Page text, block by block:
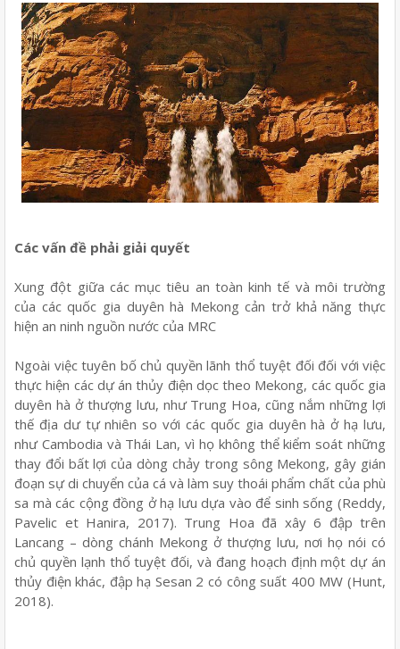
Các vấn đề phải giải quyết
Xung đột giữa các mục tiêu an toàn kinh tế và môi trường
của các quốc gia duyên hà Mekong cản trở khả năng thực
hiện an ninh nguồn nước của MRC
Ngoài việc tuyên bố chủ quyền lãnh thổ tuyệt đối đối với việc
thực hiện các dự án thủy điện dọc theo Mekong, các quốc gia
duyên hà ở thượng lưu, như Trung Hoa, cũng nắm những lợi
thế địa dư tự nhiên so với các quốc gia duyên hà ở hạ lưu,
như Cambodia và Thái Lan, vì họ không thể kiểm soát những
thay đổi bất lợi của dòng chảy trong sông Mekong, gây gián
đoạn sự di chuyển của cá và làm suy thoái phẩm chất của phù
sa mà các cộng đồng ở hạ lưu dựa vào để sinh sống (Reddy,
Pavelic et Hanira, 2017). Trung Hoa đã xây 6 đập trên
Lancang – dòng chánh Mekong ở thượng lưu, nơi họ nói có
chủ quyền lạnh thổ tuyệt đối, và đang hoạch định một dự án
thủy điện khác, đập hạ Sesan 2 có công suất 400 MW (Hunt,
2018).